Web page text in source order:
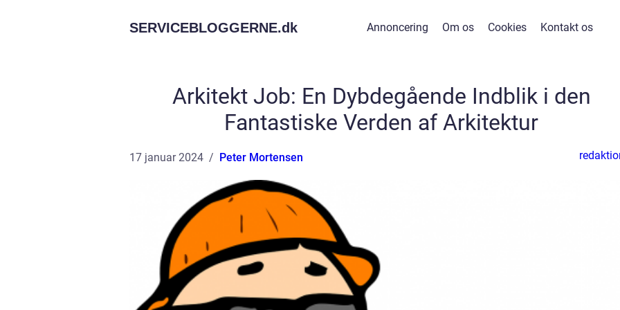
SERVICEBLOGGERNE.dk Annoncering Om os Cookies Kontakt os
Arkitekt Job: En Dybdegående Indblik i den
Fantastiske Verden af Arkitektur
17 januar 2024 Peter Mortensen